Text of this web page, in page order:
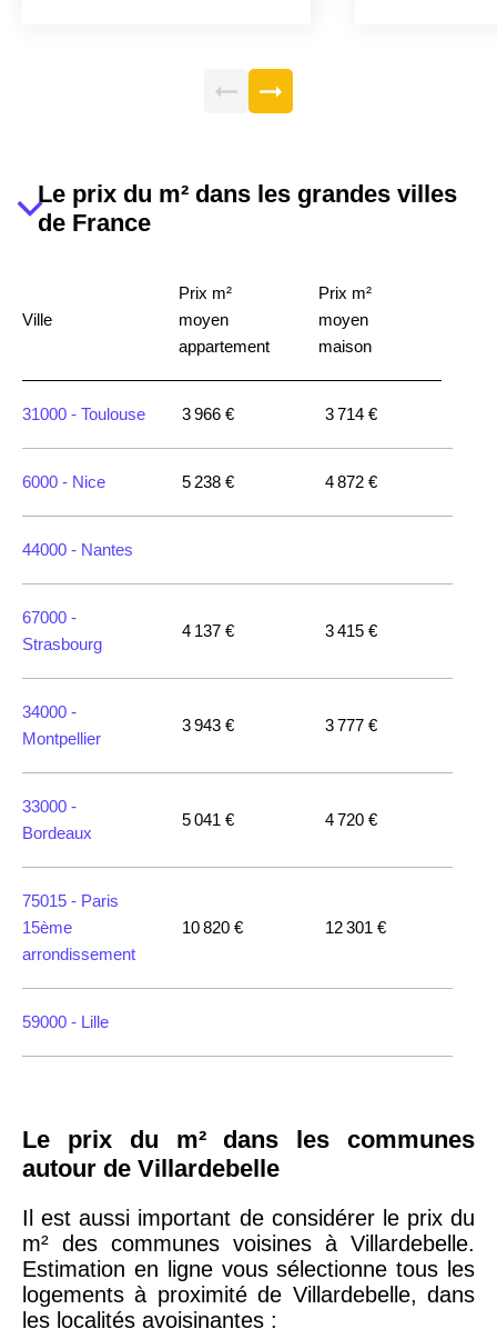
Le prix du m² dans les grandes villes
de France
Ville
Prix m²
moyen
appartement
Prix m²
moyen
maison
31000 - Toulouse 3 966 € 3 714 €
6000 - Nice 5 238 € 4 872 €
44000 - Nantes
67000 -
Strasbourg
4 137 € 3 415 €
34000 -
Montpellier
3 943 € 3 777 €
33000 -
Bordeaux
5 041 € 4 720 €
75015 - Paris
15ème
arrondissement
10 820 € 12 301 €
59000 - Lille
75018 -
Paris
arrondissement
75020 -Paris
20ème
9 623 € 11 141 €
Le prix du m² dans les communes
autour de Villardebelle
Il est aussi important de considérer le prix du
m² des communes voisines à Villardebelle.
Estimation en ligne vous sélectionne tous les
logements à proximité de Villardebelle, dans
les localités avoisinantes :